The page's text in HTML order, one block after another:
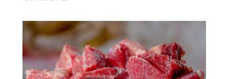
Bildergalerie überspringen